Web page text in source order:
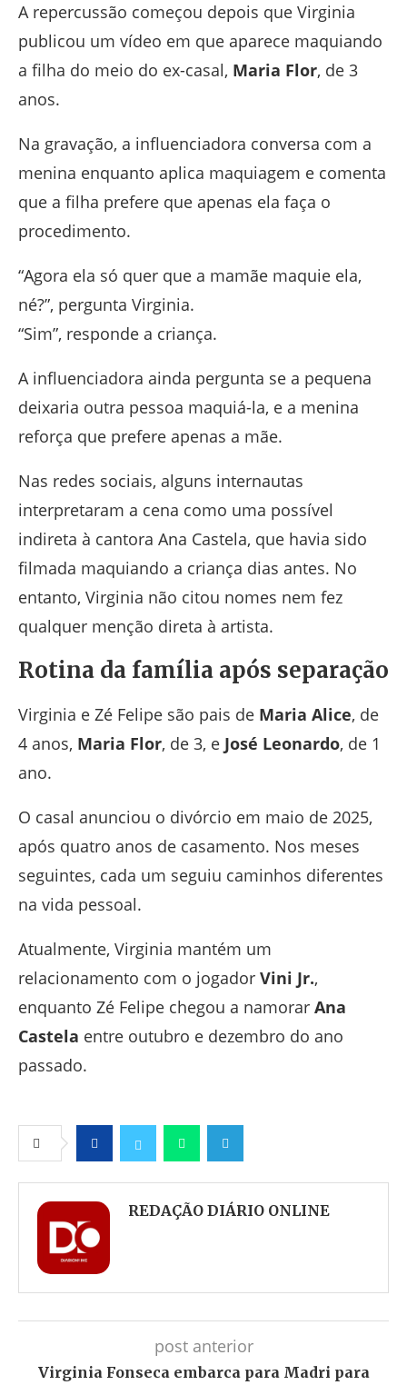
A repercussão começou depois que Virginia
publicou um vídeo em que aparece maquiando
a filha do meio do ex-casal, Maria Flor, de 3
anos.
Na gravação, a influenciadora conversa com a
menina enquanto aplica maquiagem e comenta
que a filha prefere que apenas ela faça o
procedimento.
“Agora ela só quer que a mamãe maquie ela,
né?”, pergunta Virginia.
“Sim”, responde a criança.
A influenciadora ainda pergunta se a pequena
deixaria outra pessoa maquiá-la, e a menina
reforça que prefere apenas a mãe.
Nas redes sociais, alguns internautas
interpretaram a cena como uma possível
indireta à cantora Ana Castela, que havia sido
filmada maquiando a criança dias antes. No
entanto, Virginia não citou nomes nem fez
qualquer menção direta à artista.
Rotina da família após separação
Virginia e Zé Felipe são pais de Maria Alice, de
4 anos, Maria Flor, de 3, e José Leonardo, de 1
ano.
O casal anunciou o divórcio em maio de 2025,
após quatro anos de casamento. Nos meses
seguintes, cada um seguiu caminhos diferentes
na vida pessoal.
Atualmente, Virginia mantém um
relacionamento com o jogador Vini Jr.,
enquanto Zé Felipe chegou a namorar Ana
Castela entre outubro e dezembro do ano
passado.
FacebookTwitter WhatsappTelegram
REDAÇÃO DIÁRIO ONLINE
post anterior
Virginia Fonseca embarca para Madri para